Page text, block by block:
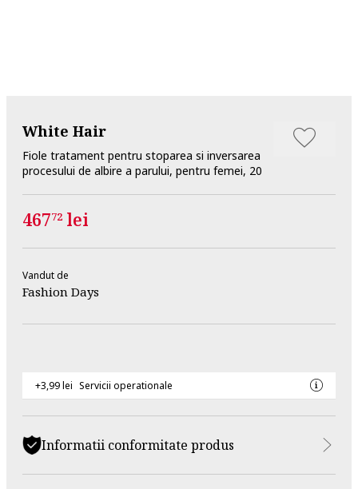
White Hair
Fiole tratament pentru stoparea si inversarea
procesului de albire a parului, pentru femei, 20
46772 lei
Vandut de
Fashion Days
+3,99 lei Servicii operationale
Informatii conformitate produs